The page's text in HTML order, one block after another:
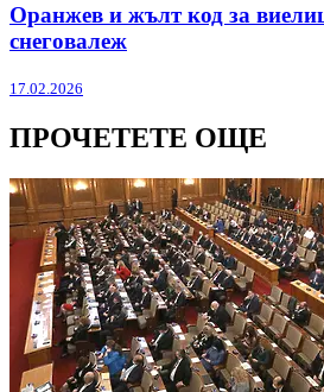
Оранжев и жълт код за
снеговалеж
17.02.2026
ПРОЧЕТЕТЕ ОЩЕ